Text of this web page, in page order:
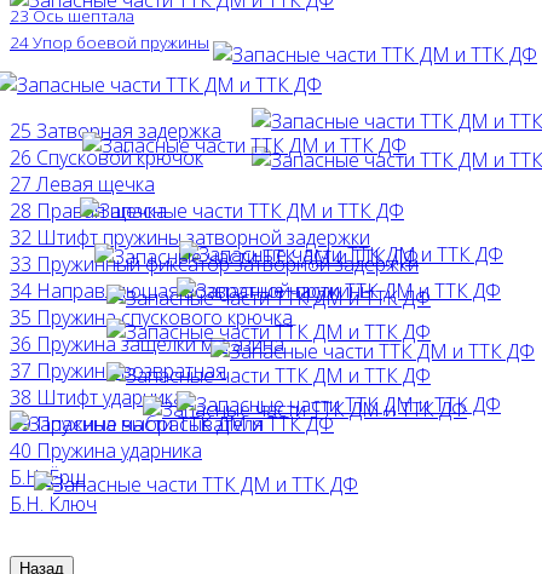
23 Ось шептала
24 Упор боевой пружины
25 Затворная задержка
26 Спусковой крючок
27 Левая щечка
28 Правая щечка
32 Штифт пружины затворной задержки
33 Пружинный фиксатор затворной задержки
34 Направляющая возвратной пружины
35 Пружина спускового крючка
36 Пружина защелки магазина
37 Пружина возвратная
38 Штифт ударника
39 Пружина выбрасывателя
40 Пружина ударника
Б.Н. Ёрш
Б.Н. Ключ